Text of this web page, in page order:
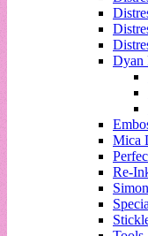
Dyan
Mica
Re-